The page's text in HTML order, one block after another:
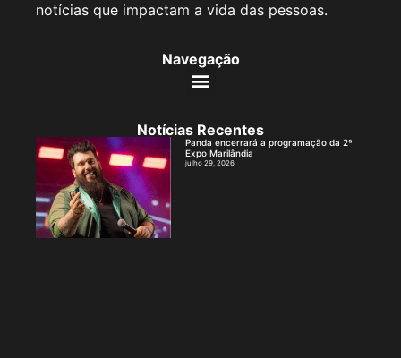
notícias que impactam a vida das pessoas.
Navegação
Notícias Recentes
Panda encerrará a programação da 2ª
Expo Marilândia
julho 29, 2026